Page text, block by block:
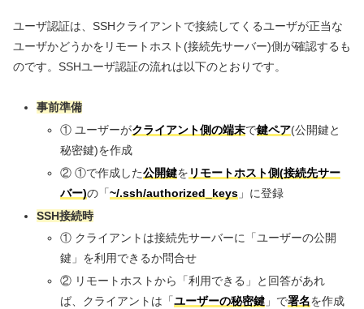
ユーザ認証は、SSHクライアントで接続してくるユーザが正当な
ユーザかどうかをリモートホスト(接続先サーバー)側が確認するも
のです。SSHユーザ認証の流れは以下のとおりです。
事前準備
① ユーザーがクライアント側の端末で鍵ペア(公開鍵と
秘密鍵)を作成
② ①で作成した公開鍵を リモートホスト側(接続先サー
バー)の「~/.ssh/authorized_keys」に登録
SSH接続時
① クライアントは接続先サーバーに「ユーザーの公開
鍵」を利用できるか問合せ
② リモートホストから「利用できる」と回答があれ
ば、クライアントは「ユーザーの秘密鍵」で署名を作成